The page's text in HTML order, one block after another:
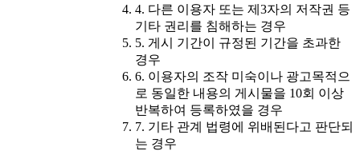
4. 다른 이용자 또는 제3자의 저작권 등
기타 권리를 침해하는 경우
5. 게시 기간이 규정된 기간을 초과한
경우
6. 이용자의 조작 미숙이나 광고목적으
로 동일한 내용의 게시물을 10회 이상
반복하여 등록하였을 경우
7. 기타 관계 법령에 위배된다고 판단되
는 경우